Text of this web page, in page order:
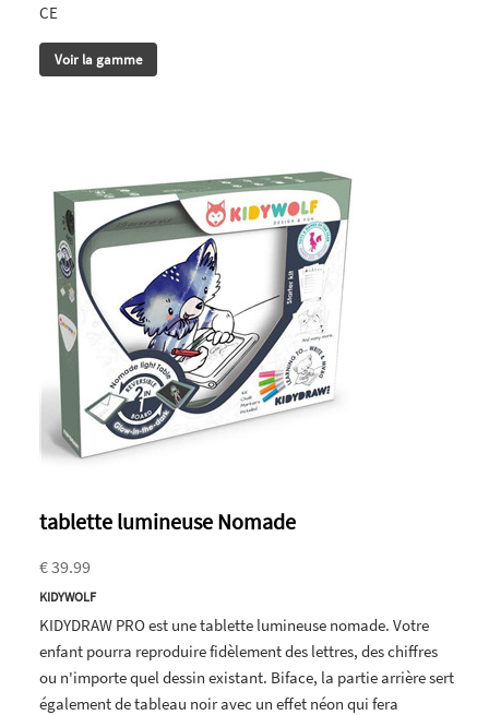
CE
Voir la gamme
tablette lumineuse Nomade
€ 39.99
KIDYWOLF
KIDYDRAW PRO est une tablette lumineuse nomade. Votre
enfant pourra reproduire fidèlement des lettres, des chiffres
ou n'importe quel dessin existant. Biface, la partie arrière sert
également de tableau noir avec un effet néon qui fera